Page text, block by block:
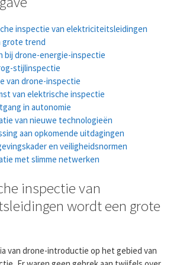
inspectie van elektriciteitsleidingen
grote trend
bij drone-energie-inspectie
stijlinspectie
van drone-inspectie
van elektrische inspectie
in autonomie
van nieuwe technologieën
aan opkomende uitdagingen
en veiligheidsnormen
met slimme netwerken
inspectie van
wordt een grote
van drone-introductie op het gebied van